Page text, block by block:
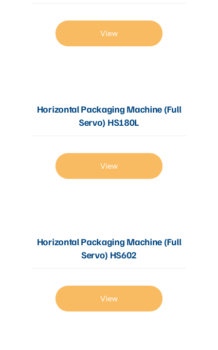
View
Horizontal Packaging Machine (Full
Servo) HS180L
View
Horizontal Packaging Machine (Full
Servo) HS602
View